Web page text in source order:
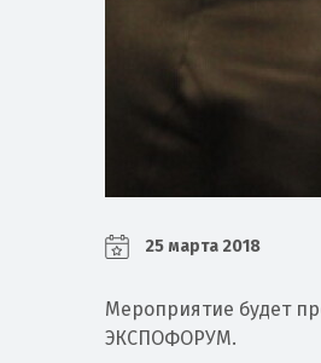
25 марта 2018
Мероприятие будет
ЭКСПОФОРУМ.